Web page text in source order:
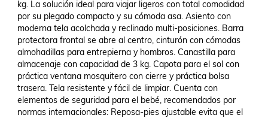
kg. La solución ideal para viajar ligeros con total comodidad
por su plegado compacto y su cómoda asa. Asiento con
moderna tela acolchada y reclinado multi-posiciones. Barra
protectora frontal se abre al centro, cinturón con cómodas
almohadillas para entrepierna y hombros. Canastilla para
almacenaje con capacidad de 3 kg. Capota para el sol con
práctica ventana mosquitero con cierre y práctica bolsa
trasera. Tela resistente y fácil de limpiar. Cuenta con
elementos de seguridad para el bebé, recomendados por
normas internacionales: Reposa-pies ajustable evita que el